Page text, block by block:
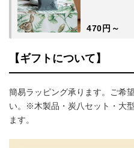
470円～
【ギフトについて】
簡易ラッピング承ります。ご希
い。※木製品・炭八セット・大
ます。